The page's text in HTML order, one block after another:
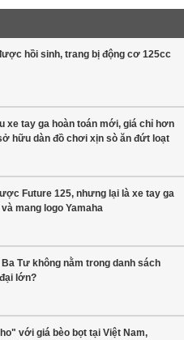
hồi sinh, trang bị động cơ 125cc
xe tay ga hoàn toán mới, giá chỉ hơn
hữu dàn đồ chơi xịn sò ăn đứt loạt
Future 125, nhưng lại là xe tay ga
mang logo Yamaha
Tư không nằm trong danh sách
lớn?
với giá bèo bọt tại Việt Nam,